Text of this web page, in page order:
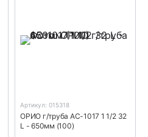
Артикул: 015318
ОРИО г/труба АС-1017 1 1/2 32
L - 650мм (100)